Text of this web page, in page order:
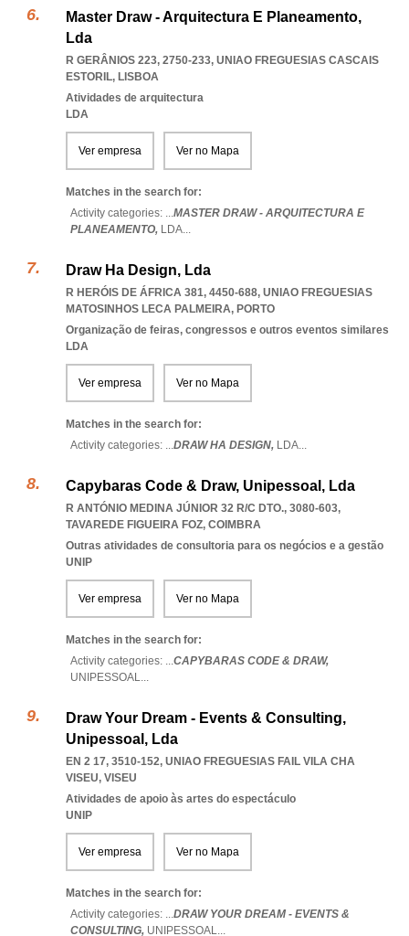
Master Draw - Arquitectura E Planeamento,
Lda
R GERÂNIOS 223, 2750-233, UNIAO FREGUESIAS CASCAIS
ESTORIL, LISBOA
Atividades de arquitectura
LDA
Ver empresa Ver no Mapa
Matches in the search for:
Activity categories: ...MASTER DRAW - ARQUITECTURA E
PLANEAMENTO, LDA...
Draw Ha Design, Lda
R HERÓIS DE ÁFRICA 381, 4450-688, UNIAO FREGUESIAS
MATOSINHOS LECA PALMEIRA, PORTO
Organização de feiras, congressos e outros eventos similares
LDA
Ver empresa Ver no Mapa
Matches in the search for:
Activity categories: ...DRAW HA DESIGN, LDA...
Capybaras Code & Draw, Unipessoal, Lda
R ANTÓNIO MEDINA JÚNIOR 32 R/C DTO., 3080-603,
TAVAREDE FIGUEIRA FOZ, COIMBRA
Outras atividades de consultoria para os negócios e a gestão
UNIP
Ver empresa Ver no Mapa
Matches in the search for:
Activity categories: ...CAPYBARAS CODE & DRAW,
UNIPESSOAL...
Draw Your Dream - Events & Consulting,
Unipessoal, Lda
EN 2 17, 3510-152, UNIAO FREGUESIAS FAIL VILA CHA
VISEU, VISEU
Atividades de apoio às artes do espectáculo
UNIP
Ver empresa Ver no Mapa
Matches in the search for:
Activity categories: ...DRAW YOUR DREAM - EVENTS &
CONSULTING, UNIPESSOAL...